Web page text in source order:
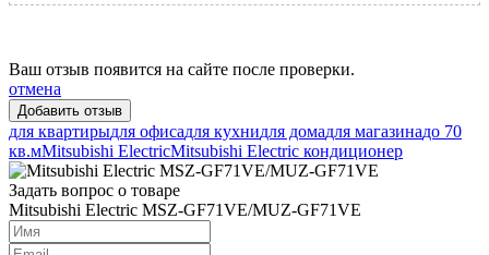
Ваш отзыв появится на сайте после проверки.
отмена
для квартирыдля офисадля кухнидля домадля магазинадо 70
кв.мMitsubishi ElectricMitsubishi Electric кондиционер
Задать вопрос о товаре
Mitsubishi Electric MSZ-GF71VE/MUZ-GF71VE